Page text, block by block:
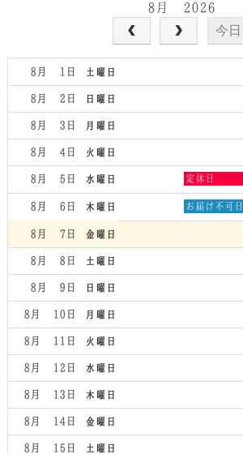
8月 2026
今日
土曜日
8月 1
日曜日
8月 2
月曜日
8月 3
火曜日
8月 4
水曜日
8月 5
水
日,
8
2026
定休日
木曜日
8月 6
木
2026
お届け不可日
金曜日
8月 7
土曜日
8月 8
日曜日
8月 9
月曜日
8月 10
火曜日
8月 11
水曜日
8月 12
木曜日
8月 13
金曜日
8月 14
土曜日
8月 15